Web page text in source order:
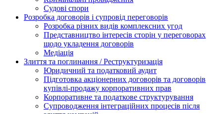
Судові спори
Розробка договорів і супровід переговорів
Розробка різних видів комплексних угод
Представництво інтересів сторін у переговорах
щодо укладення договорів
Медіація
Злиття та поглинання / Реструктуризація
Юридичний та податковий аудит
Підготовка акціонерних договорів та договорів
купівлі-продажу корпоративних прав
Корпоративне та податкове структурування
Супроводження інтеграційних процесів після